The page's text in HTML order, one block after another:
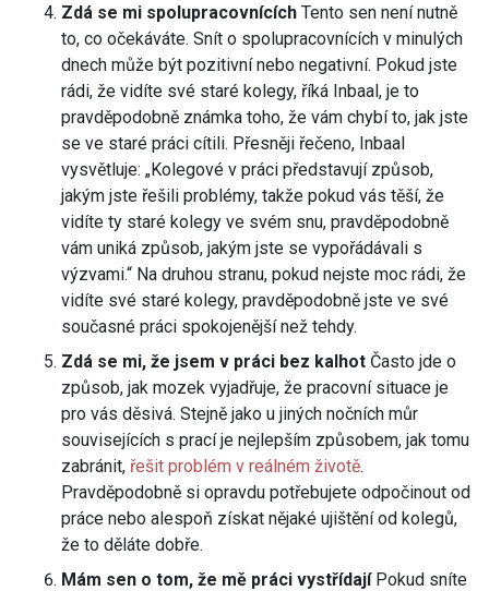
Zdá se mi spolupracovnících Tento sen není nutně
to, co očekáváte. Snít o spolupracovnících v minulých
dnech může být pozitivní nebo negativní. Pokud jste
rádi, že vidíte své staré kolegy, říká Inbaal, je to
pravděpodobně známka toho, že vám chybí to, jak jste
se ve staré práci cítili. Přesněji řečeno, Inbaal
vysvětluje: „Kolegové v práci představují způsob,
jakým jste řešili problémy, takže pokud vás těší, že
vidíte ty staré kolegy ve svém snu, pravděpodobně
vám uniká způsob, jakým jste se vypořádávali s
výzvami.“ Na druhou stranu, pokud nejste moc rádi, že
vidíte své staré kolegy, pravděpodobně jste ve své
současné práci spokojenější než tehdy.
Zdá se mi, že jsem v práci bez kalhot Často jde o
způsob, jak mozek vyjadřuje, že pracovní situace je
pro vás děsivá. Stejně jako u jiných nočních můr
souvisejících s prací je nejlepším způsobem, jak tomu
zabránit, řešit problém v reálném životě.
Pravděpodobně si opravdu potřebujete odpočinout od
práce nebo alespoň získat nějaké ujištění od kolegů,
že to děláte dobře.
Mám sen o tom, že mě práci vystřídají Pokud sníte